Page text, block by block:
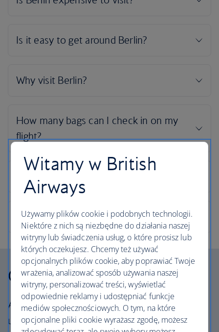
Our cabins
All our cabins offer the same great – and
uniquely British – experience. Choose your
Witamy w British
Airways
Używamy plików cookie i podobnych technologii.
Niektóre z nich są niezbędne do działania naszej
witryny lub świadczenia usług, o które prosisz lub
których oczekujesz. Chcemy też używać
opcjonalnych plików cookie, aby poprawiać Twoje
wrażenia, analizować sposób używania naszej
witryny, personalizować treści, wyświetlać
odpowiednie reklamy i udostępniać funkcje
mediów społecznościowych. O tym, na które
opcjonalne pliki cookie wyrażasz zgodę, możesz